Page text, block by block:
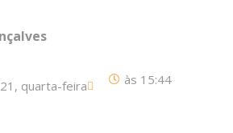
quarta-feira às 15:44